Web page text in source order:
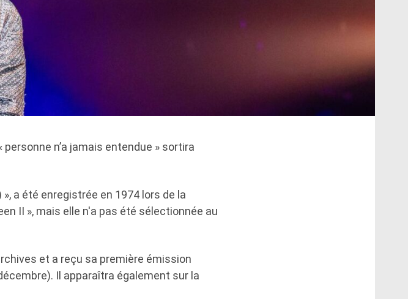
n’a jamais entendue » sortira
a été enregistrée en 1974 lors de la
II », mais elle n'a pas été sélectionnée au
et a reçu sa première émission
Il apparaîtra également sur la